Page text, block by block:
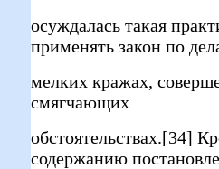
осуждалась такая
применять закон по
мелких кражах,
смягчающих
обстоятельствах.[34]
содержанию